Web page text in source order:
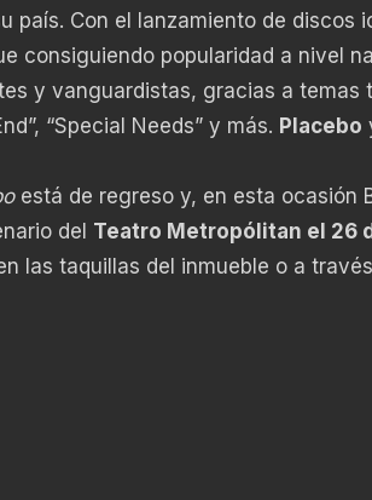
país. Con el lanzamiento de discos
consiguiendo popularidad a nivel
y vanguardistas, gracias a temas
“Special Needs” y más. Placebo
está de regreso y, en esta ocasión
del Teatro Metropólitan el 26
las taquillas del inmueble o a través